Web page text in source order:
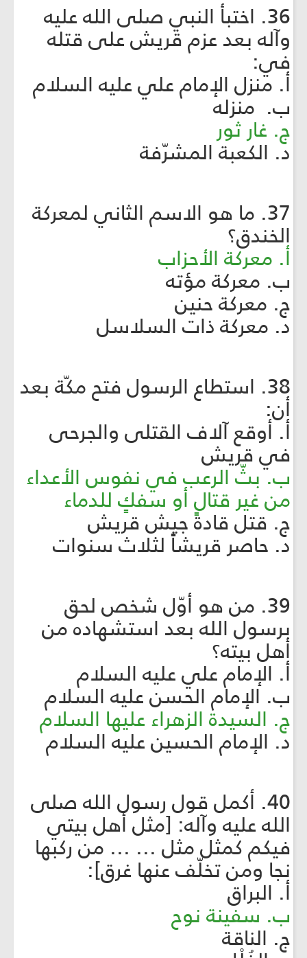
36. اختبأ النبي صلى الله عليه
وآله بعد عزم قريش على قتله
في:
أ. منزل الإمام علي عليه السلام
ب. منزله
ج. غار ثور
د. الكعبة المشرّفة
37. ما هو الاسم الثاني لمعركة
الخندق؟
أ. معركة الأحزاب
ب. معركة مؤته
ج. معركة حنين
د. معركة ذات السلاسل
38. استطاع الرسول فتح مكّة بعد
أن:
أ. أوقع آلاف القتلى والجرحى
في قريش
ب. بثّ الرعب في نفوس الأعداء
من غير قتالٍ أو سفكٍ للدماء
ج. قتل قادة جيش قريش
د. حاصر قريشاً لثلاث سنوات
39. من هو أوّل شخص لحق
برسول الله بعد استشهاده من
أهل بيته؟
أ. الإمام علي عليه السلام
ب. الإمام الحسن عليه السلام
ج. السيدة الزهراء عليها السلام
د. الإمام الحسين عليه السلام
40. أكمل قول رسول الله صلى
الله عليه وآله: [مثل أهل بيتي
فيكم كمثل مثل ... ... من ركبها
نجا ومن تخلّف عنها غرق]:
أ. البراق
ب. سفينة نوح
ج. الناقة